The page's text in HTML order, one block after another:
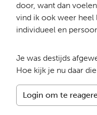
door, want dan
vind ik ook weer heel
individueel en
Je was destijds
Hoe kijk je nu daar
Login om te